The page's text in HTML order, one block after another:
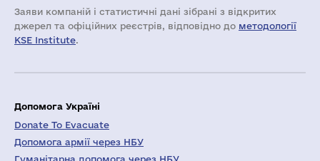
Заяви компаній i статистичні дані зібрані з відкритих
джерел та офіційних реєстрів, відповідно до методології
KSE Institute.
Допомога Україні
Donate To Evacuate
Допомога армії через НБУ
Гуманітарна допомога через НБУ